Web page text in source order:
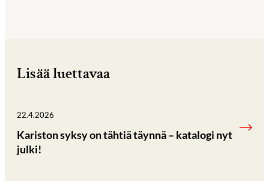
Lisää luettavaa
22.4.2026
Kariston syksy on tähtiä täynnä – katalogi nyt
julki!